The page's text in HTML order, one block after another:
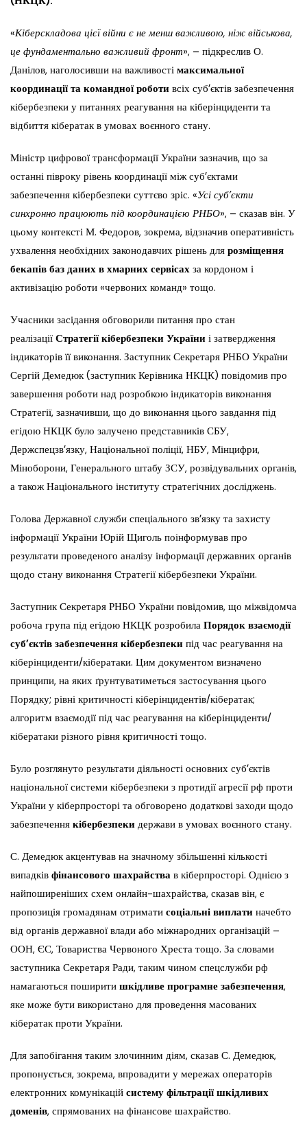
«Кіберскладова цієї війни є не менш важливою, ніж військова,
це фундаментально важливий фронт», – підкреслив О.
Данілов, наголосивши на важливості максимальної
координації та командної роботи всіх суб’єктів забезпечення
кібербезпеки у питаннях реагування на кіберінциденти та
відбиття кібератак в умовах воєнного стану.
Міністр цифрової трансформації України зазначив, що за
останні півроку рівень координації між суб’єктами
забезпечення кібербезпеки суттєво зріс. «Усі суб’єкти
синхронно працюють під координацією РНБО», – сказав він. У
цьому контексті М. Федоров, зокрема, відзначив оперативність
ухвалення необхідних законодавчих рішень для розміщення
бекапів баз даних в хмарних сервісах за кордоном і
активізацію роботи «червоних команд» тощо.
Учасники засідання обговорили питання про стан
реалізації Стратегії кібербезпеки України і затвердження
індикаторів її виконання. Заступник Секретаря РНБО України
Сергій Демедюк (заступник Керівника НКЦК) повідомив про
завершення роботи над розробкою індикаторів виконання
Стратегії, зазначивши, що до виконання цього завдання під
егідою НКЦК було залучено представників СБУ,
Держспецзв’язку, Національної поліції, НБУ, Мінцифри,
Міноборони, Генерального штабу ЗСУ, розвідувальних органів,
а також Національного інституту стратегічних досліджень.
Голова Державної служби спеціального зв’язку та захисту
інформації України Юрій Щиголь поінформував про
результати проведеного аналізу інформації державних органів
щодо стану виконання Стратегії кібербезпеки України.
Заступник Секретаря РНБО України повідомив, що міжвідомча
робоча група під егідою НКЦК розробила Порядок взаємодії
суб’єктів забезпечення кібербезпеки під час реагування на
кіберінциденти/кібератаки. Цим документом визначено
принципи, на яких ґрунтуватиметься застосування цього
Порядку; рівні критичності кіберінцидентів/кібератак;
алгоритм взаємодії під час реагування на кіберінциденти/
кібератаки різного рівня критичності тощо.
Було розглянуто результати діяльності основних суб’єктів
національної системи кібербезпеки з протидії агресії рф проти
України у кіберпросторі та обговорено додаткові заходи щодо
забезпечення кібербезпеки держави в умовах воєнного стану.
С. Демедюк акцентував на значному збільшенні кількості
випадків фінансового шахрайства в кіберпросторі. Однією з
найпоширеніших схем онлайн-шахрайства, сказав він, є
пропозиція громадянам отримати соціальні виплати начебто
від органів державної влади або міжнародних організацій –
ООН, ЄС, Товариства Червоного Хреста тощо. За словами
заступника Секретаря Ради, таким чином спецслужби рф
намагаються поширити шкідливе програмне забезпечення,
яке може бути використано для проведення масованих
кібератак проти України.
Для запобігання таким злочинним діям, сказав С. Демедюк,
пропонується, зокрема, впровадити у мережах операторів
електронних комунікацій систему фільтрації шкідливих
доменів, спрямованих на фінансове шахрайство.